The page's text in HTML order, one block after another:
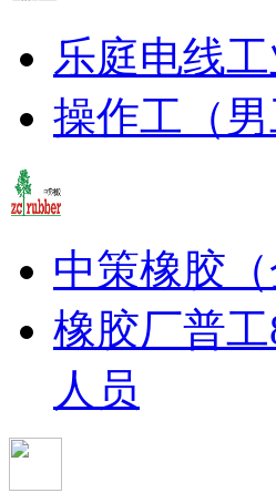
乐庭电线
操作工（男
中策橡胶
橡胶厂普
人员